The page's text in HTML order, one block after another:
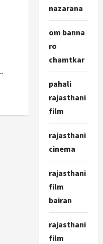
nazarana
om banna
ro
chamtkar
pahali
rajasthani
film
rajasthani
cinema
rajasthani
film
bairan
rajasthani
film